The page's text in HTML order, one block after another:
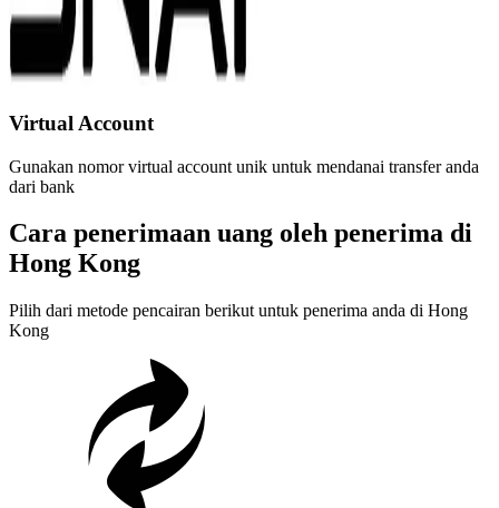
Virtual Account
Gunakan nomor virtual account unik untuk mendanai transfer anda
dari bank
Cara penerimaan uang oleh penerima di
Hong Kong
Pilih dari metode pencairan berikut untuk penerima anda di Hong
Kong